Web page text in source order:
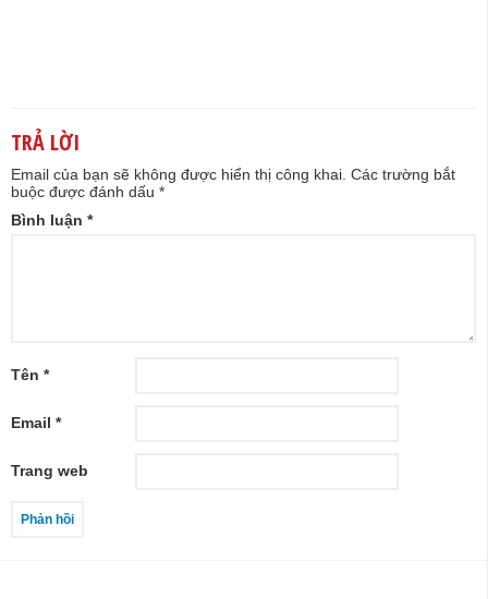
TRẢ LỜI
Email của bạn sẽ không được hiển thị công khai. Các trường bắt
buộc được đánh dấu *
Bình luận *
Tên *
Email *
Trang web